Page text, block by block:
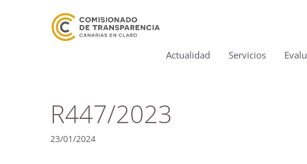
Actualidad Servicios
R447/2023
23/01/2024